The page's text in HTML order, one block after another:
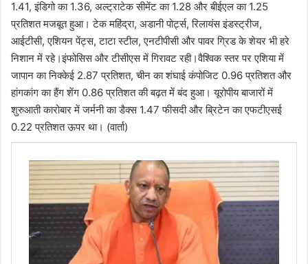
1.41, इंडिगो का 1.36, अल्ट्राटेक सीमेंट का 1.28 और बीईएल का 1.25
प्रतिशत मजबूत हुआ। टेक महिंद्रा, अडानी पोर्ट्स, रिलायंस इंडस्ट्रीज,
आईटीसी, एशियन पेंट्स, टाटा स्टील, एनटीपीसी और पावर ग्रिड के शेयर भी हरे
निशान में रहे।इंफोसिस और टीसीएस में गिरावट रही।वैश्विक स्तर पर एशिया में
जापान का निक्केई 2.87 प्रतिशत, चीन का शंघाई कंपोजिट 0.96 प्रतिशत और
हांगकांग का हैंग शेंग 0.86 प्रतिशत की बढ़त में बंद हुआ। यूरोपीय बाजारों में
शुरुआती कारोबार में जर्मनी का डैक्स 1.47 फीसदी और ब्रिटेन का एफटीएसई
0.22 प्रतिशत ऊपर था। (वार्ता)